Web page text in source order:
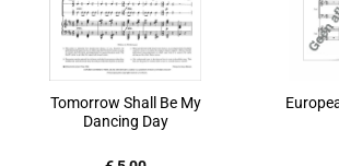
Tomorrow Shall Be My
Dancing Day